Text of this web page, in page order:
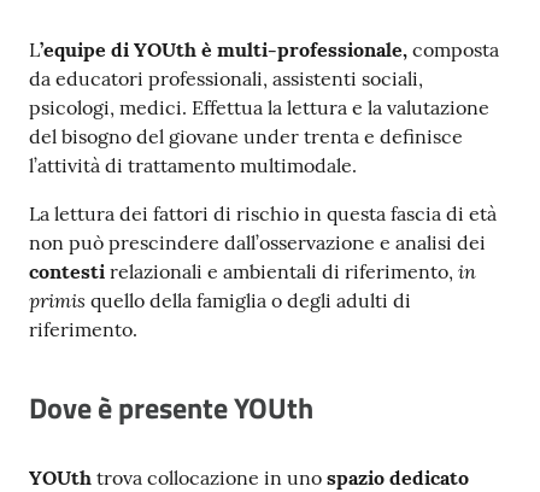
L’equipe di YOUth è multi-professionale, composta
da educatori professionali, assistenti sociali,
psicologi, medici. Effettua la lettura e la valutazione
del bisogno del giovane under trenta e definisce
l’attività di trattamento multimodale.
La lettura dei fattori di rischio in questa fascia di età
non può prescindere dall’osservazione e analisi dei
contesti relazionali e ambientali di riferimento, in
primis quello della famiglia o degli adulti di
riferimento.
Dove è presente YOUth
YOUth trova collocazione in uno spazio dedicato